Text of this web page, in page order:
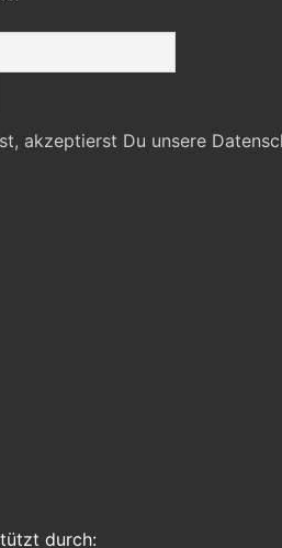
akzeptierst Du unsere
durch: